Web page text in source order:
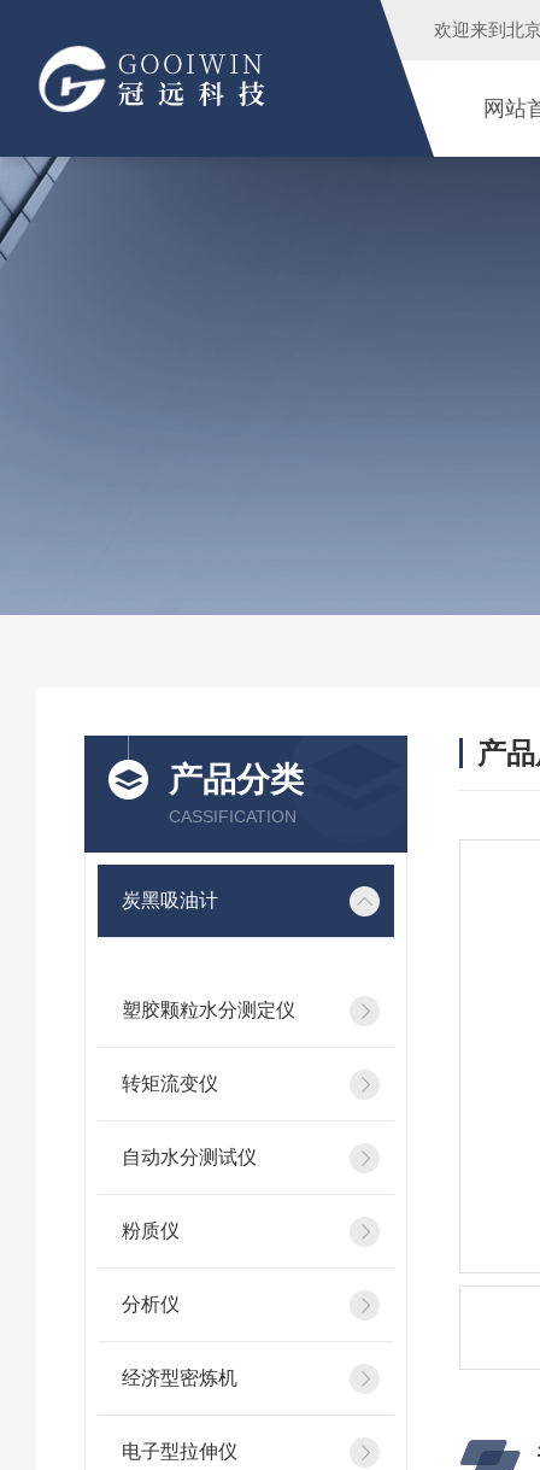
欢迎来到 北
网站
产品分类
CASSIFICATION
炭黑吸油计
塑胶颗粒水分测定仪
转矩流变仪
自动水分测试仪
粉质仪
分析仪
经济型密炼机
电子型拉伸仪
产